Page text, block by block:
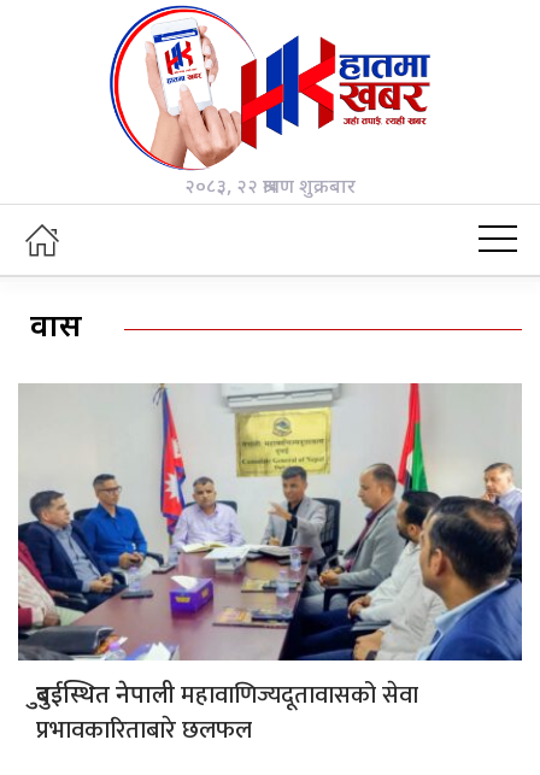
२०८३, २२ श्रावण शुक्रबार
प्रवास
दुुबईस्थित नेपालीमहावाणिज्यदूतावासको सेवा
प्रभावकारिताबारे छलफल